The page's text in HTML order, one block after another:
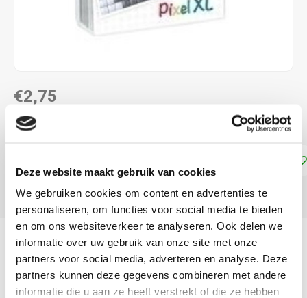
Deze website maakt gebruik van cookies
We gebruiken cookies om content en advertenties te
personaliseren, om functies voor social media te bieden
en om ons websiteverkeer te analyseren. Ook delen we
informatie over uw gebruik van onze site met onze
partners voor social media, adverteren en analyse. Deze
partners kunnen deze gegevens combineren met andere
informatie die u aan ze heeft verstrekt of die ze hebben
€2,75
DIRECT LEVERBAAR
DELEN:
Productomschrijving
Tags